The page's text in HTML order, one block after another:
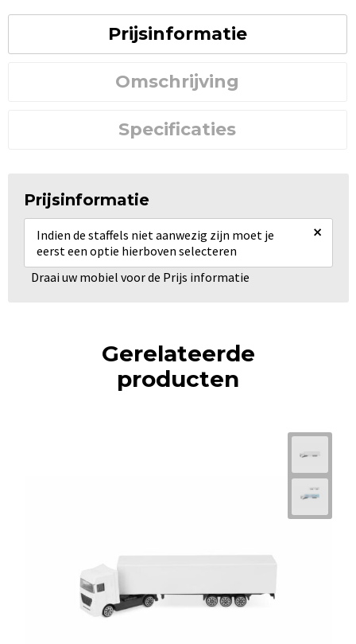
Prijsinformatie
Omschrijving
Specificaties
Prijsinformatie
Indien de staffels niet aanwezig zijn moet je
eerst een optie hierboven selecteren
×
Draai uw mobiel voor de Prijs informatie
Gerelateerde
producten